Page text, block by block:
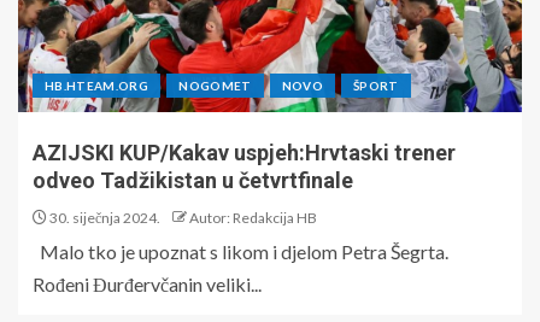
HB.HTEAM.ORG NOGOMET NOVO ŠPORT
AZIJSKI KUP/Kakav uspjeh:Hrvtaski trener
odveo Tadžikistan u četvrtfinale
30. siječnja 2024. Autor: Redakcija HB
Malo tko je upoznat s likom i djelom Petra Šegrta.
Rođeni Đurđervčanin veliki...